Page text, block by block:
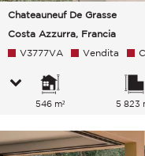
Chateauneuf De Grasse
Costa Azzurra, Francia
V3777VA Vendita
546 m² 5 823